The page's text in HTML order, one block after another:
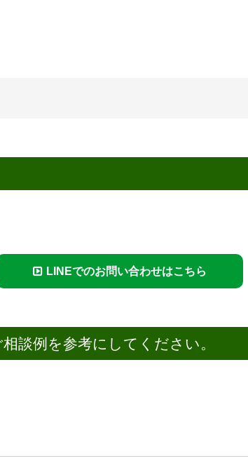
LINEでのお問い合わせはこちら
談例を参考にしてください。